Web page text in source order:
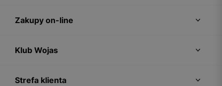
Zakupy on-line
Klub Wojas
Strefa klienta